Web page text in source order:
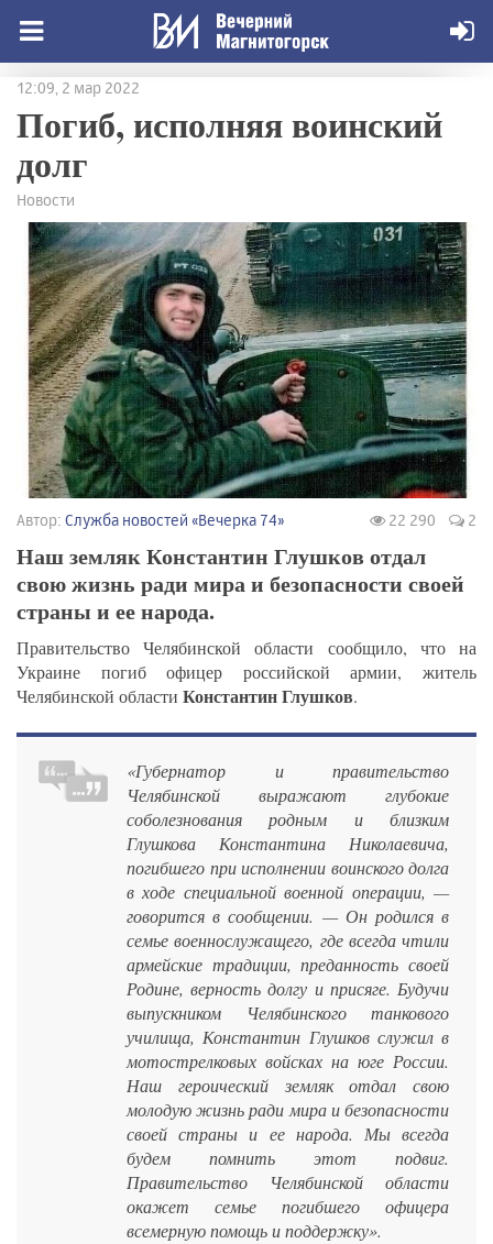
12:09, 2 мар 2022
Погиб, исполняя воинский
долг
Новости
Автор: Служба новостей «Вечерка 74» 22 290 2
Наш земляк Константин Глушков отдал
свою жизнь ради мира и безопасности своей
страны и ее народа.
Правительство Челябинской области сообщило, что на
Украине погиб офицер российской армии, житель
Челябинской области Константин Глушков.
«Губернатор и правительство
Челябинской выражают глубокие
соболезнования родным и близким
Глушкова Константина Николаевича,
погибшего при исполнении воинского долга
в ходе специальной военной операции, —
говорится в сообщении. — Он родился в
семье военнослужащего, где всегда чтили
армейские традиции, преданность своей
Родине, верность долгу и присяге. Будучи
выпускником Челябинского танкового
училища, Константин Глушков служил в
мотострелковых войсках на юге России.
Наш героический земляк отдал свою
молодую жизнь ради мира и безопасности
своей страны и ее народа. Мы всегда
будем помнить этот подвиг.
Правительство Челябинской области
окажет семье погибшего офицера
всемерную помощь и поддержку».